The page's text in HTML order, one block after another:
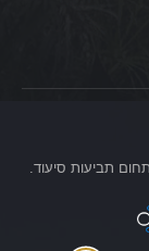
תביעות סיעוד.